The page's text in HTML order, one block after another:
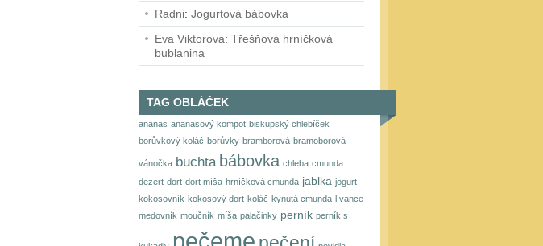
Radni: Jogurtová bábovka
Eva Viktorova: Třešňová hrníčková
bublanina
TAG OBLÁČEK
ananas ananasový kompot biskupský chlebíček
borůvkový koláč borůvky bramborová bramoborová
vánočka buchta bábovka chleba cmunda
dezert dort dort míša hrníčková cmunda jablka jogurt
kokosovník kokosový dort koláč kynutá cmunda lívance
medovník moučník míša palačinky perník perník s